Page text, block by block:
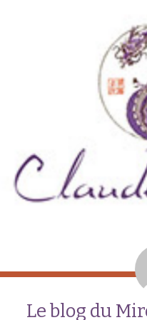
Le blog du